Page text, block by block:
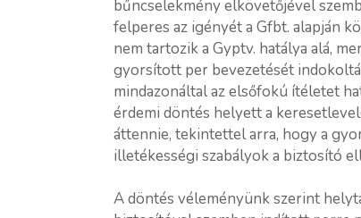
bűncselekmény elkövetőjével
felperes az igényét a Gfbt. alapján
nem tartozik a Gyptv. hatálya alá,
gyorsított per bevezetését
mindazonáltal az elsőfokú ítéletet
érdemi döntés helyett a
áttennie, tekintettel arra, hogy a
illetékességi szabályok a biztosító
A döntés véleményünk szerint